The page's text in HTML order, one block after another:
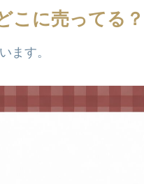
こに売ってる
ます。